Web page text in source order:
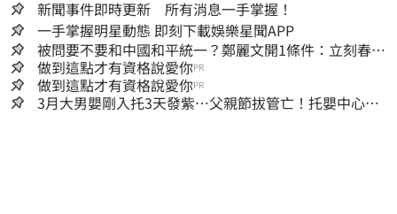
新聞事件即時更新 所有消息一手掌握！
一手掌握明星動態 即刻下載娛樂星聞APP
被問要不要和中國和平統一？鄭麗文開1條件：立刻春暖
花開
做到這點才有資格說愛你PR
做到這點才有資格說愛你PR
3月大男嬰剛入托3天發紫…父親節拔管亡！托嬰中心回9